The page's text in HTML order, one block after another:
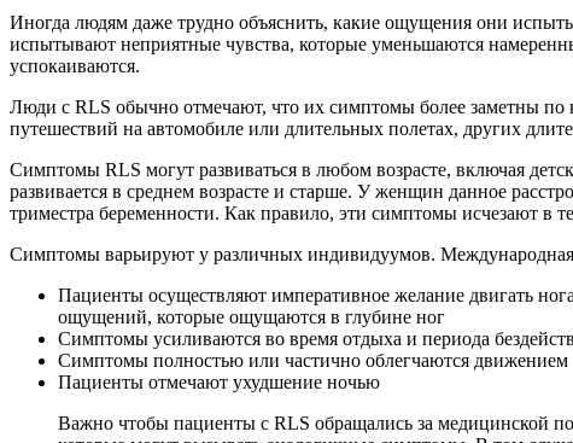
Иногда людям даже трудно объяснить, какие ощущения они
испытывают неприятные чувства, которые уменьшаются
успокаиваются.
Люди с RLS обычно отмечают, что их симптомы более заметны по
путешествий на автомобиле или длительных полетах, других
Симптомы RLS могут развиваться в любом возрасте, включая
развивается в среднем возрасте и старше. У женщин данное
триместра беременности. Как правило, эти симптомы исчезают в
Симптомы варьируют у различных индивидуумов. Международная
Пациенты осуществляют императивное желание двигать
ощущений, которые ощущаются в глубине ног
Симптомы усиливаются во время отдыха и периода
Симптомы полностью или частично облегчаются движением
Пациенты отмечают ухудшение ночью
Важно чтобы пациенты с RLS обращались за медицинской